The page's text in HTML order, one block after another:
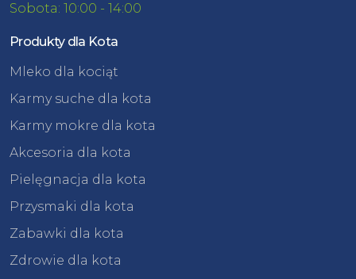
Sobota: 10:00 - 14:00
Produkty dla Kota
Mleko dla kociąt
Karmy suche dla kota
Karmy mokre dla kota
Akcesoria dla kota
Pielęgnacja dla kota
Przysmaki dla kota
Zabawki dla kota
Zdrowie dla kota